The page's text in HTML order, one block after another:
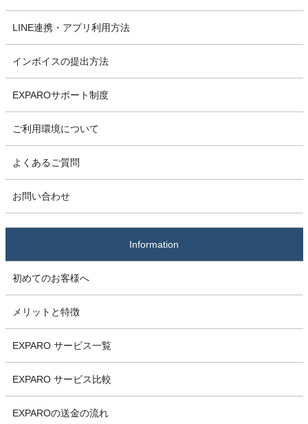
LINE連携・アプリ利用方法
インボイスの提出方法
EXPAROサポート制度
ご利用環境について
よくあるご質問
お問い合わせ
Information
初めてのお客様へ
メリットと特徴
EXPARO サービス一覧
EXPARO サービス比較
EXPAROの送金の流れ